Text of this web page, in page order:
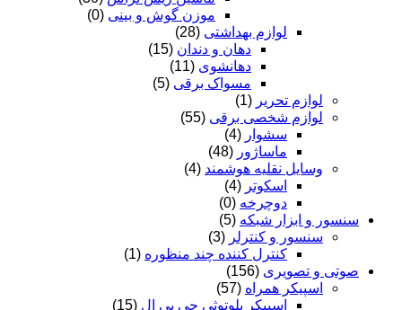
موزن گوش و بینی (0)
لوازم بهداشتی (28)
دهان و دندان (15)
دهانشوی (11)
مسواک برقی (5)
لوازم تحریر (1)
لوازم شخصی برقی (55)
سشوار (4)
ماساژور (48)
وسایل نقلیه هوشمند (4)
اسکوتر (4)
دوچرخه (0)
سنسور و ابزار شبکه (5)
سنسور و کنترلر (3)
کنترل کننده چند منظوره (1)
صوتی و تصویری (156)
اسپیکر همراه (57)
اسپیکر بلوتوثی جی بی ال (15)